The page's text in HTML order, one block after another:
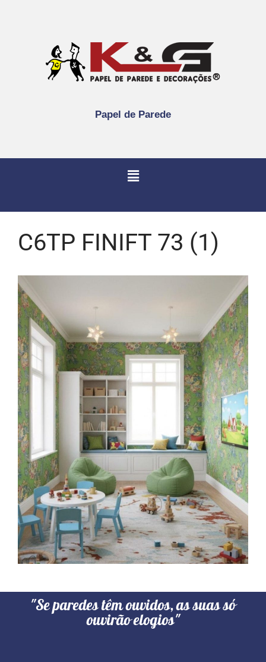
Papel de Parede
C6TP FINIFT 73 (1)
"Se paredes têm ouvidos, as suas só
ouvirão elogios"